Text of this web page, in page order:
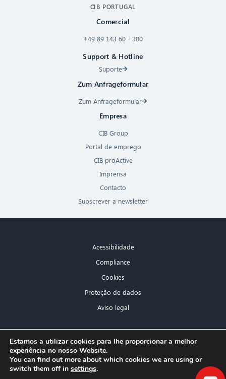
CIB PORTUGAL
Comercial
+49 89 143 60 - 300
Support & Hotline
Suporte
Zum Anfrageformular
Zum Anfrageformular
Empresa
CIB Group
Portal de emprego
CIB proActive
Imprensa
Contacto
Subscrever a newsletter
Acessibilidade
Compliance
Cookies
Proteção de dados
Aviso legal
Estamos a utilizar cookies para lhe proporcionar a melhor
experiência no nosso Website.
You can find out more about which cookies we are using or
switch them off in settings.